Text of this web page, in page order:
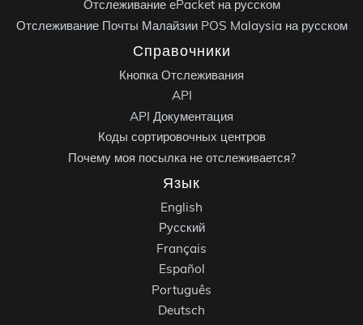
Отслеживание ePacket на русском
Отслеживание Почты Малайзии POS Malaysia на русском
Справочники
Кнопка Отслеживания
API
API Документация
Коды сортировочных центров
Почему моя посылка не отслеживается?
Язык
English
Русский
Français
Español
Português
Deutsch